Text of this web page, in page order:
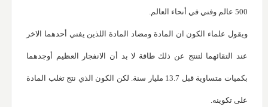
500 عالم وفني في أنحاء العالم.
ويقول علماء الكون ان المادة ومضاد المادة اللذين يفني أحدهما الاخر
عند التقائهما لتنتج عن ذلك طاقة لا بد أن الانفجار العظيم أوجدهما
بكميات متساوية قبل 13.7 مليار سنة. لكن الكون الذي نتج تغلب المادة
على تكوينه.